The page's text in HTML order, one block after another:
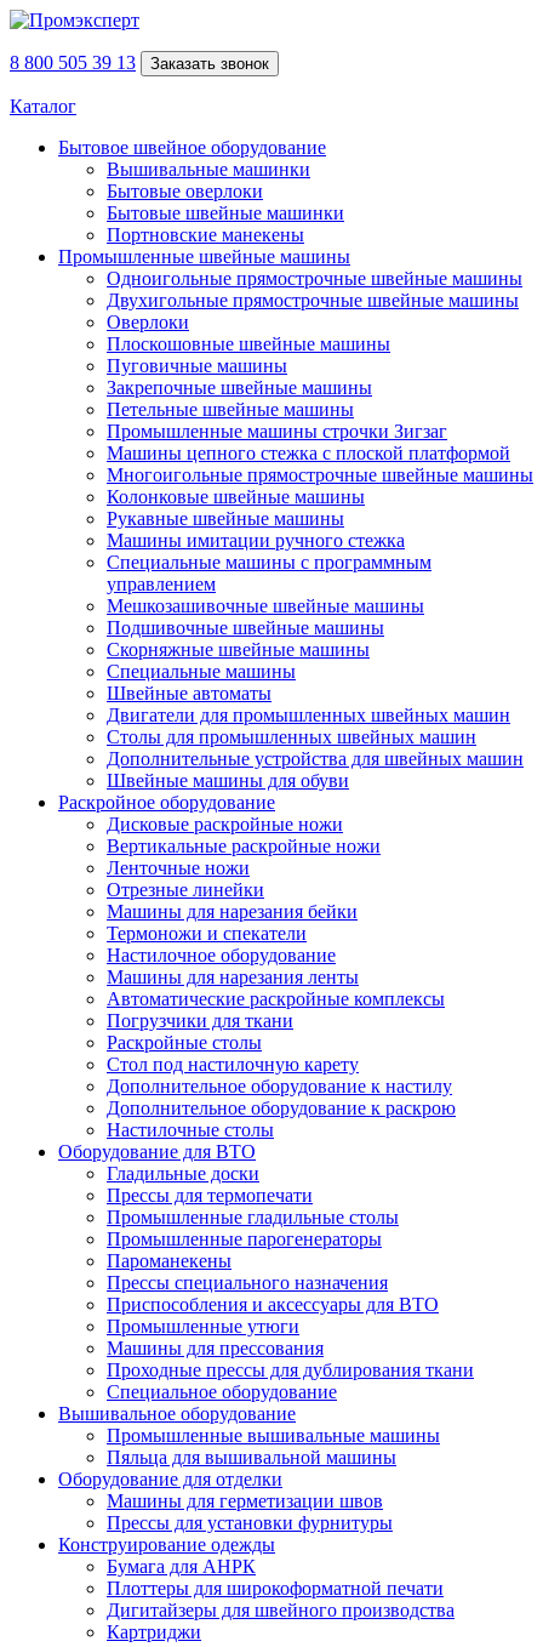
8 800 505 39 13 Заказать звонок
Каталог
Бытовое швейное оборудование
Вышивальные машинки
Бытовые оверлоки
Бытовые швейные машинки
Портновские манекены
Промышленные швейные машины
Одноигольные прямострочные швейные машины
Двухигольные прямострочные швейные машины
Оверлоки
Плоскошовные швейные машины
Пуговичные машины
Закрепочные швейные машины
Петельные швейные машины
Промышленные машины строчки Зигзаг
Машины цепного стежка с плоской платформой
Многоигольные прямострочные швейные машины
Колонковые швейные машины
Рукавные швейные машины
Машины имитации ручного стежка
Специальные машины с программным
управлением
Мешкозашивочные швейные машины
Подшивочные швейные машины
Скорняжные швейные машины
Специальные машины
Швейные автоматы
Двигатели для промышленных швейных машин
Столы для промышленных швейных машин
Дополнительные устройства для швейных машин
Швейные машины для обуви
Раскройное оборудование
Дисковые раскройные ножи
Вертикальные раскройные ножи
Ленточные ножи
Отрезные линейки
Машины для нарезания бейки
Термоножи и спекатели
Настилочное оборудование
Машины для нарезания ленты
Автоматические раскройные комплексы
Погрузчики для ткани
Раскройные столы
Стол под настилочную карету
Дополнительное оборудование к настилу
Дополнительное оборудование к раскрою
Настилочные столы
Оборудование для ВТО
Гладильные доски
Прессы для термопечати
Промышленные гладильные столы
Промышленные парогенераторы
Пароманекены
Прессы специального назначения
Приспособления и аксессуары для ВТО
Промышленные утюги
Машины для прессования
Проходные прессы для дублирования ткани
Специальное оборудование
Вышивальное оборудование
Промышленные вышивальные машины
Пяльца для вышивальной машины
Оборудование для отделки
Машины для герметизации швов
Прессы для установки фурнитуры
Конструирование одежды
Бумага для АНРК
Плоттеры для широкоформатной печати
Дигитайзеры для швейного производства
Картриджи